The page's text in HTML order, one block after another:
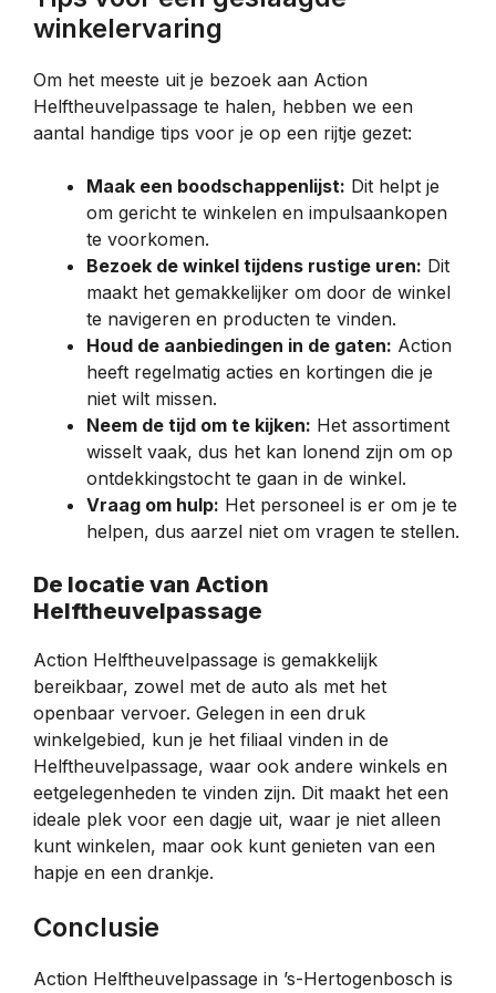
winkelervaring
Om het meeste uit je bezoek aan Action
Helftheuvelpassage te halen, hebben we een
aantal handige tips voor je op een rijtje gezet:
Maak een boodschappenlijst: Dit helpt je
om gericht te winkelen en impulsaankopen
te voorkomen.
Bezoek de winkel tijdens rustige uren: Dit
maakt het gemakkelijker om door de winkel
te navigeren en producten te vinden.
Houd de aanbiedingen in de gaten: Action
heeft regelmatig acties en kortingen die je
niet wilt missen.
Neem de tijd om te kijken: Het assortiment
wisselt vaak, dus het kan lonend zijn om op
ontdekkingstocht te gaan in de winkel.
Vraag om hulp: Het personeel is er om je te
helpen, dus aarzel niet om vragen te stellen.
De locatie van Action
Helftheuvelpassage
Action Helftheuvelpassage is gemakkelijk
bereikbaar, zowel met de auto als met het
openbaar vervoer. Gelegen in een druk
winkelgebied, kun je het filiaal vinden in de
Helftheuvelpassage, waar ook andere winkels en
eetgelegenheden te vinden zijn. Dit maakt het een
ideale plek voor een dagje uit, waar je niet alleen
kunt winkelen, maar ook kunt genieten van een
hapje en een drankje.
Conclusie
Action Helftheuvelpassage in ’s-Hertogenbosch is